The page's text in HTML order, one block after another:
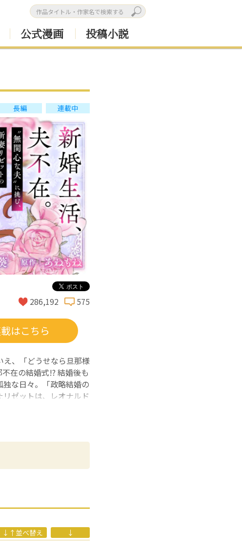
公式漫画 投稿小説
長編 連載中
286,192 575
はこちら
え、「どうせなら旦那様
不在の結婚式!? 結婚後も
な日々。「政略結婚の
リゼットは、レオナルド
は推しカプのために婚
溺愛されて困ってます～
す大人力～」（アリアン
↓↑並べ替え ↓